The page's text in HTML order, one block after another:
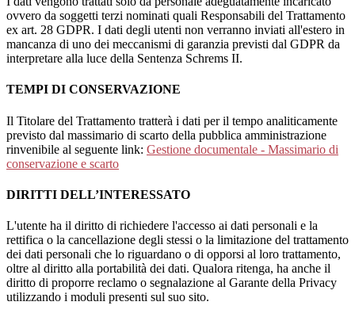
ovvero da soggetti terzi nominati quali Responsabili del Trattamento
ex art. 28 GDPR. I dati degli utenti non verranno inviati all'estero in
mancanza di uno dei meccanismi di garanzia previsti dal GDPR da
interpretare alla luce della Sentenza Schrems II.
TEMPI DI CONSERVAZIONE
Il Titolare del Trattamento tratterà i dati per il tempo analiticamente
previsto dal massimario di scarto della pubblica amministrazione
rinvenibile al seguente link: Gestione documentale - Massimario di
conservazione e scarto
DIRITTI DELL’INTERESSATO
L'utente ha il diritto di richiedere l'accesso ai dati personali e la
rettifica o la cancellazione degli stessi o la limitazione del trattamento
dei dati personali che lo riguardano o di opporsi al loro trattamento,
oltre al diritto alla portabilità dei dati. Qualora ritenga, ha anche il
diritto di proporre reclamo o segnalazione al Garante della Privacy
utilizzando i moduli presenti sul suo sito.